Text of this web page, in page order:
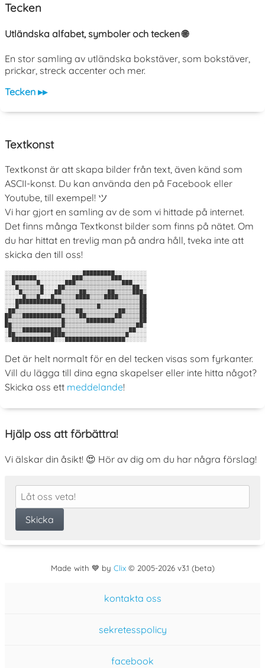
Tecken
Utländska alfabet, symboler och tecken 🌐
En stor samling av utländska bokstäver, som bokstäver,
prickar, streck accenter och mer.
Tecken ▸▸
Textkonst
Textkonst är att skapa bilder från text, även känd som
ASCII-konst. Du kan använda den på Facebook eller
Youtube, till exempel! ツ
Vi har gjort en samling av de som vi hittade på internet.
Det finns många Textkonst bilder som finns på nätet. Om
du har hittat en trevlig man på andra håll, tveka inte att
skicka den till oss!
░░░░░░░░░░░░░░░░░░░░░░█████████░░░░░░░░░
░░███████░░░░░░░░░░███▒▒▒▒▒▒▒▒███░░░░░░░
░░█▒▒▒▒▒▒█░░░░░░░███▒▒▒▒▒▒▒▒▒▒▒▒▒███░░░░
░░░█▒▒▒▒▒▒█░░░░██▒▒▒▒▒▒▒▒▒▒▒▒▒▒▒▒▒▒▒██░░
░░░░█▒▒▒▒▒█░░░██▒▒▒▒▒██▒▒▒▒▒▒██▒▒▒▒▒███░
░░░░░█▒▒▒█░░░█▒▒▒▒▒▒████▒▒▒▒████▒▒▒▒▒▒██
░░░█████████████▒▒▒▒▒▒▒▒▒▒▒▒▒▒▒▒▒▒▒▒▒▒██
░░░█▒▒▒▒▒▒▒▒▒▒▒▒█▒▒▒▒▒▒▒▒▒█▒▒▒▒▒▒▒▒▒▒▒██
░██▒▒▒▒▒▒▒▒▒▒▒▒▒█▒▒▒██▒▒▒▒▒▒▒▒▒▒██▒▒▒▒██
██▒▒▒███████████▒▒▒▒▒██▒▒▒▒▒▒▒▒██▒▒▒▒▒██
█▒▒▒▒▒▒▒▒▒▒▒▒▒▒▒█▒▒▒▒▒▒████████▒▒▒▒▒▒▒██
██▒▒▒▒▒▒▒▒▒▒▒▒▒▒█▒▒▒▒▒▒▒▒▒▒▒▒▒▒▒▒▒▒▒▒██░
░█▒▒▒███████████▒▒▒▒▒▒▒▒▒▒▒▒▒▒▒▒▒▒▒██░░░
░██▒▒▒▒▒▒▒▒▒▒████▒▒▒▒▒▒▒▒▒▒▒▒▒▒▒▒▒█░░░░░
Det är helt normalt för en del tecken visas som fyrkanter.
Vill du lägga till dina egna skapelser eller inte hitta något?
Skicka oss ett meddelande!
Hjälp oss att förbättra!
Vi älskar din åsikt! 😍 Hör av dig om du har några förslag!
Made with 💙 by Clix© 2005-2026 v3.1 (beta)
kontakta oss
sekretesspolicy
facebook